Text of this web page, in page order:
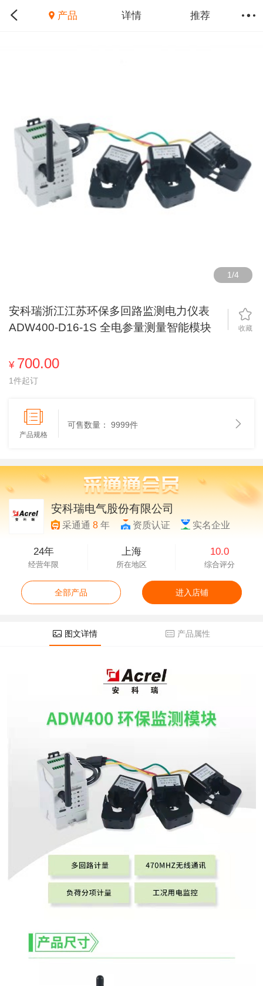
产品 详情 推荐
1/4
安科瑞浙江江苏环保多回路监测电力仪表
ADW400-D16-1S 全电参量测量智能模块
收藏
¥ 700.00
1件起订
产品规格
可售数量： 9999件
安科瑞电气股份有限公司
采通通8 年 资质认证 实名企业
24年
经营年限
上海
所在地区
10.0
综合评分
全部产品 进入店铺
图文详情 产品属性